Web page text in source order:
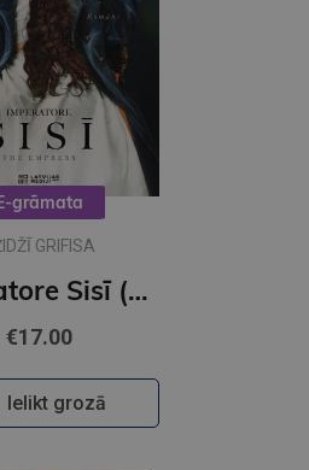
grāmata
GRIFISA
Imperatore Sisī (e-grāmata)
€17.00
Ielikt grozā